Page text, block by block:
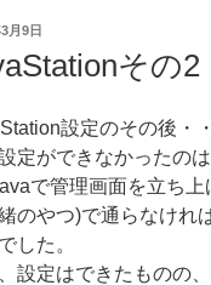
月9日
その2
設定のその後・
定ができなかったの
で管理画面を立ち
のやつ)で通らなけれ
した。
設定はできたものの